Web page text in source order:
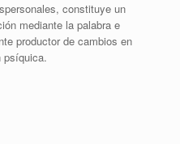
constituye un
mediante la palabra e
productor de cambios en
psíquica.